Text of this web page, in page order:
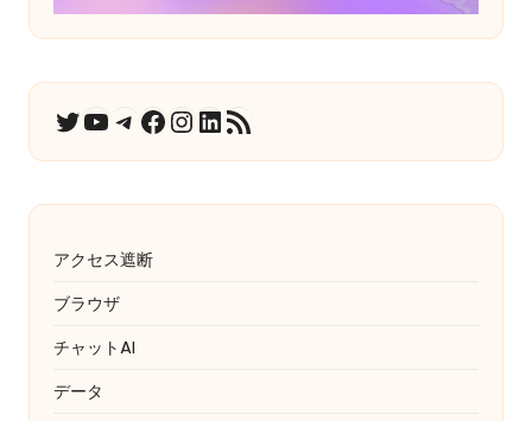
ツイッターユーチューブ テレグラム フェイスブックインスタグラム LinkedIn
RSSフィード
アクセス遮断
ブラウザ
チャットAI
データ